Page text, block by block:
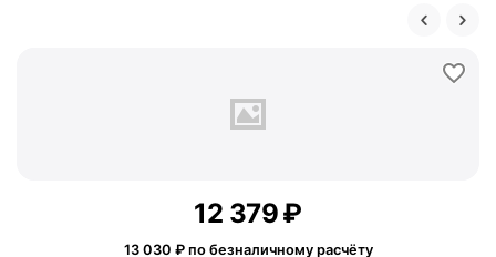
12 379₽
13 030 ₽ по безналичному расчёту